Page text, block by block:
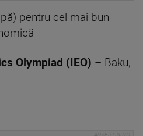
pentru cel mai bun
Olympiad (IEO) – Baku,